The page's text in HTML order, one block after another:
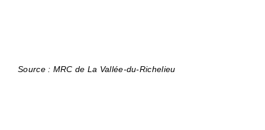
Source : MRC de La Vallée-du-Richelieu